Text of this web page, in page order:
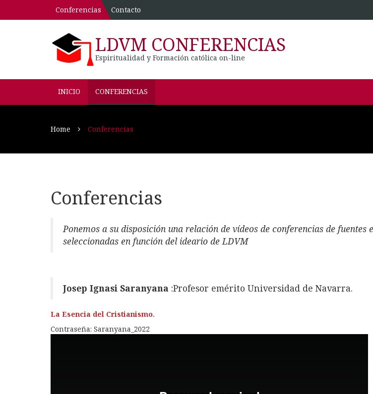
Conferencias Contacto
LDVM CONFERENCIAS
Espiritualidad y Formación católica on-line
INICIO CONFERENCIAS
Home Conferencias
Conferencias
Ponemos a su disposición una relación de vídeos de conferencias de fuentes
seleccionadas en función del ideario de LDVM
Josep Ignasi Saranyana :Profesor emérito Universidad de Navarra.
La Esencia del Cristianismo.
Contraseña: Saranyana_2022